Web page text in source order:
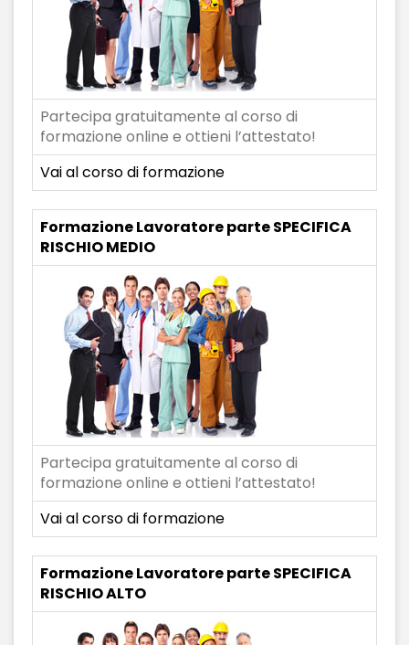
Partecipa gratuitamente al corso di
formazione online e ottieni l’attestato!
Vai al corso di formazione
Formazione Lavoratore parte SPECIFICA
RISCHIO MEDIO
Partecipa gratuitamente al corso di
formazione online e ottieni l’attestato!
Vai al corso di formazione
Formazione Lavoratore parte SPECIFICA
RISCHIO ALTO